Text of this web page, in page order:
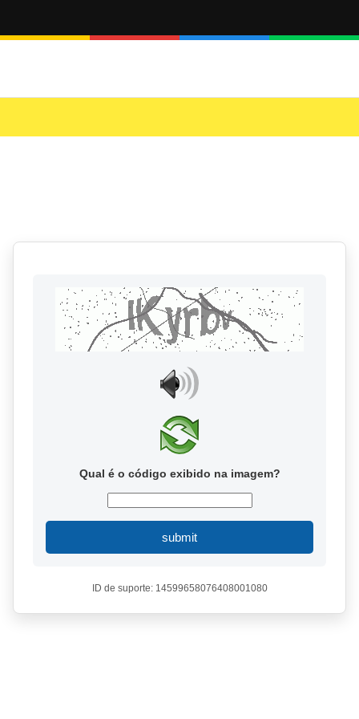
Qual é o código exibido na imagem?
submit
ID de suporte: 14599658076408001080